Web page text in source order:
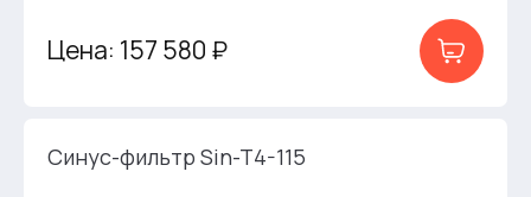
Цена: 157 580 ₽
Синус-фильтр Sin-T4-115